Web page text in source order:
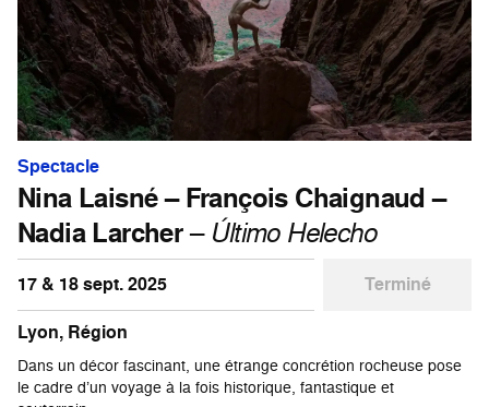
Spectacle
Nina Laisné – François Chaignaud –
Nadia Larcher– Último Helecho
17 & 18 sept. 2025
Terminé
Lyon, Région
Dans un décor fascinant, une étrange concrétion rocheuse pose
le cadre d’un voyage à la fois historique, fantastique et